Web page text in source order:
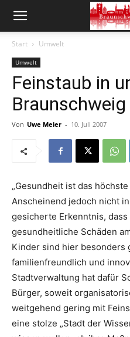
Start Umwelt
Umwelt
Feinstaub in
Von Uwe Meier - 10. Juli 2007
„Gesundheit ist das
Anscheinend jedoch nicht
gesicherte Erkenntnis,
gesundheitliche Schäden
Kinder sind hier besonders
familienfreundlich und
Stadtverwaltung hat dafür
Bürger, soweit
weitgehend gering mit
eine stolze „Stadt der